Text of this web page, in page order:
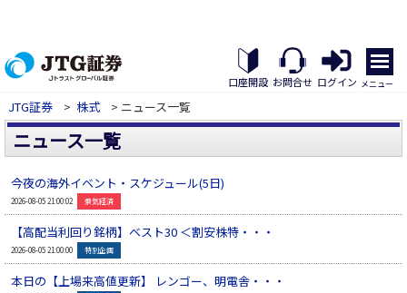
口座開設 お問合せ ログイン
メ
ニ
ュ
を
く
メニュー
JTG証券 > 株式 > ニュース一覧
ニュース一覧
今夜の海外イベント・スケジュール(5日)
2026-08-05 21:00:02 景気経済
【高配当利回り銘柄】ベスト30 ＜割安株特・・・
2026-08-05 21:00:00 特別企画
本日の【上場来高値更新】 レンゴー、明電舎・・・